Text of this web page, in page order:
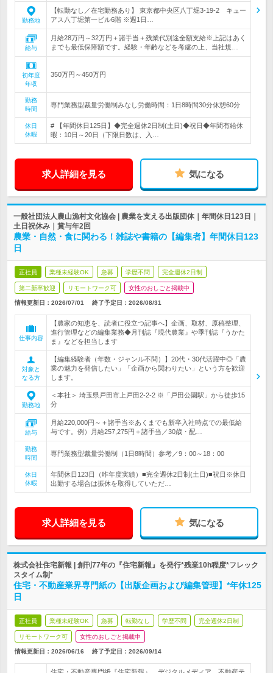
勤務地
【転勤なし／在宅勤務あり】 東京都中央区八丁堀3-19-2 キュー
アス八丁堀第一ビル6階 ※週1日…
給与
月給28万円～32万円＋諸手当＋残業代別途全額支給※上記はあく
までも最低保障額です。経験・年齢などを考慮の上、当社規…
初年度
年収
350万円～450万円
勤務
時間
専門業務型裁量労働制みなし労働時間：1日8時間30分休憩60分
休日
休暇
# 【年間休日125日】◆完全週休2日制(土日)◆祝日◆年間有給休
暇：10日～20日（下限日数は、入…
求人詳細を見る 気になる
一般社団法人農山漁村文化協会 | 農業を支える出版団体｜年間休日123日｜
土日祝休み｜賞与年2回
農業・自然・食に関わる！雑誌や書籍の【編集者】年間休日123
日
正社員 業種未経験OK 急募 学歴不問 完全週休2日制
第二新卒歓迎 リモートワーク可 女性のおしごと掲載中
情報更新日：2026/07/01 終了予定日： 2026/08/31
仕事内容
【農家の知恵を、読者に役立つ記事へ】企画、取材、原稿整理、
進行管理などの編集業務◆月刊誌『現代農業』や季刊誌『うかた
ま』などを担当します
対象と
なる方
【編集経験者（年数・ジャンル不問）】20代・30代活躍中◎「農
業の魅力を発信したい」「企画から関わりたい」という方を歓迎
します。
勤務地
＜本社＞ 埼玉県戸田市上戸田2-2-2 ※「戸田公園駅」から徒歩15
分
給与
月給220,000円～＋諸手当※あくまでも新卒入社時点での最低給
与です。例）月給257,275円＋諸手当／30歳・配…
勤務
時間
専門業務型裁量労働制（1日8時間）参考／9：00～18：00
休日
休暇
年間休日123日（昨年度実績）■完全週休2日制(土日)■祝日※休日
出勤する場合は振休を取得していただ…
求人詳細を見る 気になる
株式会社住宅新報 | 創刊77年の『住宅新報』を発行*残業10h程度*フレック
スタイム制*
住宅・不動産業界専門紙の【出版企画および編集管理】*年休125
日
正社員 業種未経験OK 急募 転勤なし 学歴不問 完全週休2日制
リモートワーク可 女性のおしごと掲載中
情報更新日：2026/06/16 終了予定日： 2026/09/14